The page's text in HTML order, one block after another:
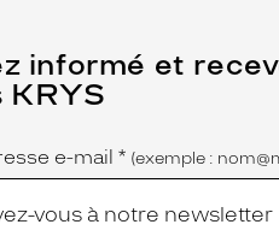
informé et
KRYS
e-mail * (exemple :